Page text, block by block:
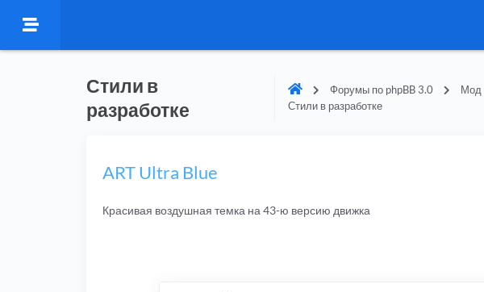
Стили в
разработке
Форумы по phpBB 3.0 Мод
Стили в разработке
ART Ultra Blue
Красивая воздушная темка на 43-ю версию движка